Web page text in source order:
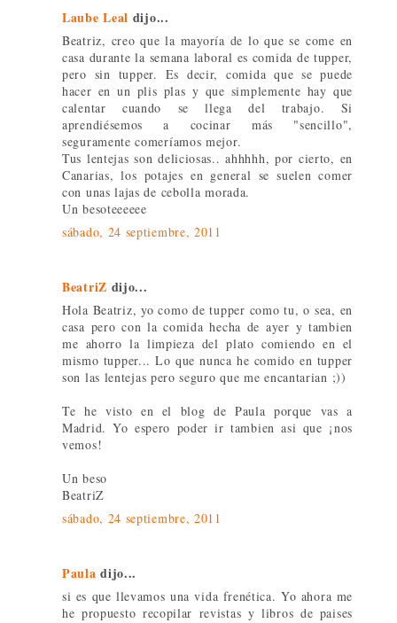
Laube Leal dijo...
Beatriz, creo que la mayoría de lo que se come en
casa durante la semana laboral es comida de tupper,
pero sin tupper. Es decir, comida que se puede
hacer en un plis plas y que simplemente hay que
calentar cuando se llega del trabajo. Si
aprendiésemos a cocinar más "sencillo",
seguramente comeríamos mejor.
Tus lentejas son deliciosas.. ahhhhh, por cierto, en
Canarias, los potajes en general se suelen comer
con unas lajas de cebolla morada.
Un besoteeeeee
sábado, 24 septiembre, 2011
BeatriZ dijo...
Hola Beatriz, yo como de tupper como tu, o sea, en
casa pero con la comida hecha de ayer y tambien
me ahorro la limpieza del plato comiendo en el
mismo tupper... Lo que nunca he comido en tupper
son las lentejas pero seguro que me encantarian ;))
Te he visto en el blog de Paula porque vas a
Madrid. Yo espero poder ir tambien asi que ¡nos
vemos!
Un beso
BeatriZ
sábado, 24 septiembre, 2011
Paula dijo...
si es que llevamos una vida frenética. Yo ahora me
he propuesto recopilar revistas y libros de paises